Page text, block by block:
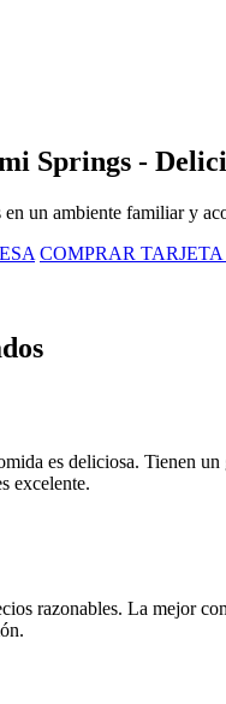
Springs -
un ambiente familiar y
COMPRAR
es deliciosa. Tienen
excelente.
razonables. La mejor